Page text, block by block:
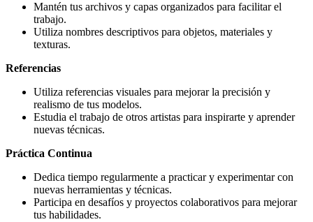
Mantén tus archivos y capas organizados para facilitar el
trabajo.
Utiliza nombres descriptivos para objetos, materiales y
texturas.
Referencias
Utiliza referencias visuales para mejorar la precisión y
realismo de tus modelos.
Estudia el trabajo de otros artistas para inspirarte y aprender
nuevas técnicas.
Práctica Continua
Dedica tiempo regularmente a practicar y experimentar con
nuevas herramientas y técnicas.
Participa en desafíos y proyectos colaborativos para mejorar
tus habilidades.